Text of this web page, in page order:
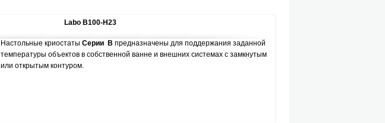
Labo B100-H23
Настольные криостатыСерии В предназначены для поддержания заданной
температуры объектов в собственной ванне и внешних системах с замкнутым
или открытым контуром.